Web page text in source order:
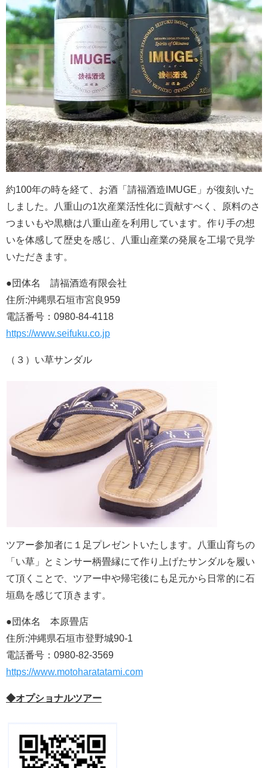
約100年の時を経て、お酒「請福酒造IMUGE」が復刻いた
しました。八重山の1次産業活性化に貢献すべく、原料のさ
つまいもや黒糖は八重山産を利用しています。作り手の想
いを体感して歴史を感じ、八重山産業の発展を工場で見学
いただきます。
●団体名 請福酒造有限会社
住所:沖縄県石垣市宮良959
電話番号：0980-84-4118
https://www.seifuku.co.jp
（３）い草サンダル
ツアー参加者に１足プレゼントいたします。八重山育ちの
「い草」とミンサー柄畳縁にて作り上げたサンダルを履い
て頂くことで、ツアー中や帰宅後にも足元から日常的に石
垣島を感じて頂きます。
●団体名 本原畳店
住所:沖縄県石垣市登野城90-1
電話番号：0980-82-3569
https://www.motoharatatami.com
◆オプショナルツアー